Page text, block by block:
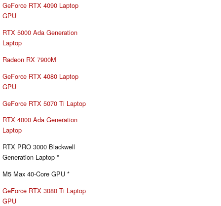
GeForce RTX 4090 Laptop
GPU
RTX 5000 Ada Generation
Laptop
Radeon RX 7900M
GeForce RTX 4080 Laptop
GPU
GeForce RTX 5070 Ti Laptop
RTX 4000 Ada Generation
Laptop
RTX PRO 3000 Blackwell
Generation Laptop *
M5 Max 40-Core GPU *
GeForce RTX 3080 Ti Laptop
GPU